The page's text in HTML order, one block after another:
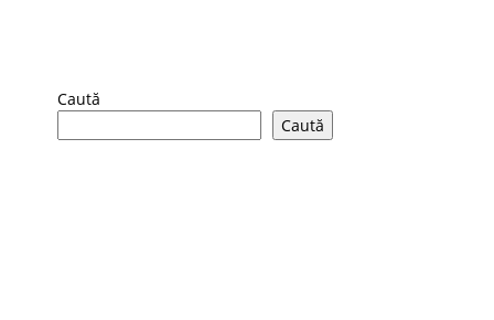
Caută
Caută